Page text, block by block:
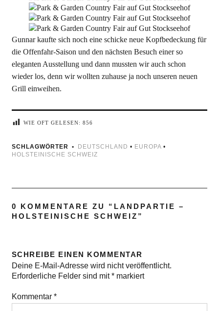
Gunnar kaufte sich noch eine schicke neue Kopfbedeckung für
die Offenfahr-Saison und den nächsten Besuch einer so
eleganten Ausstellung und dann mussten wir auch schon
wieder los, denn wir wollten zuhause ja noch unseren neuen
Grill einweihen.
WIE OFT GELESEN: 856
SCHLAGWÖRTER DEUTSCHLAND • EUROPA•
HOLSTEINISCHE SCHWEIZ
0 KOMMENTARE ZU “ LANDPARTIE –
HOLSTEINISCHE SCHWEIZ ”
SCHREIBE EINEN KOMMENTAR
Deine E-Mail-Adresse wird nicht veröffentlicht.
Erforderliche Felder sind mit*markiert
Kommentar *